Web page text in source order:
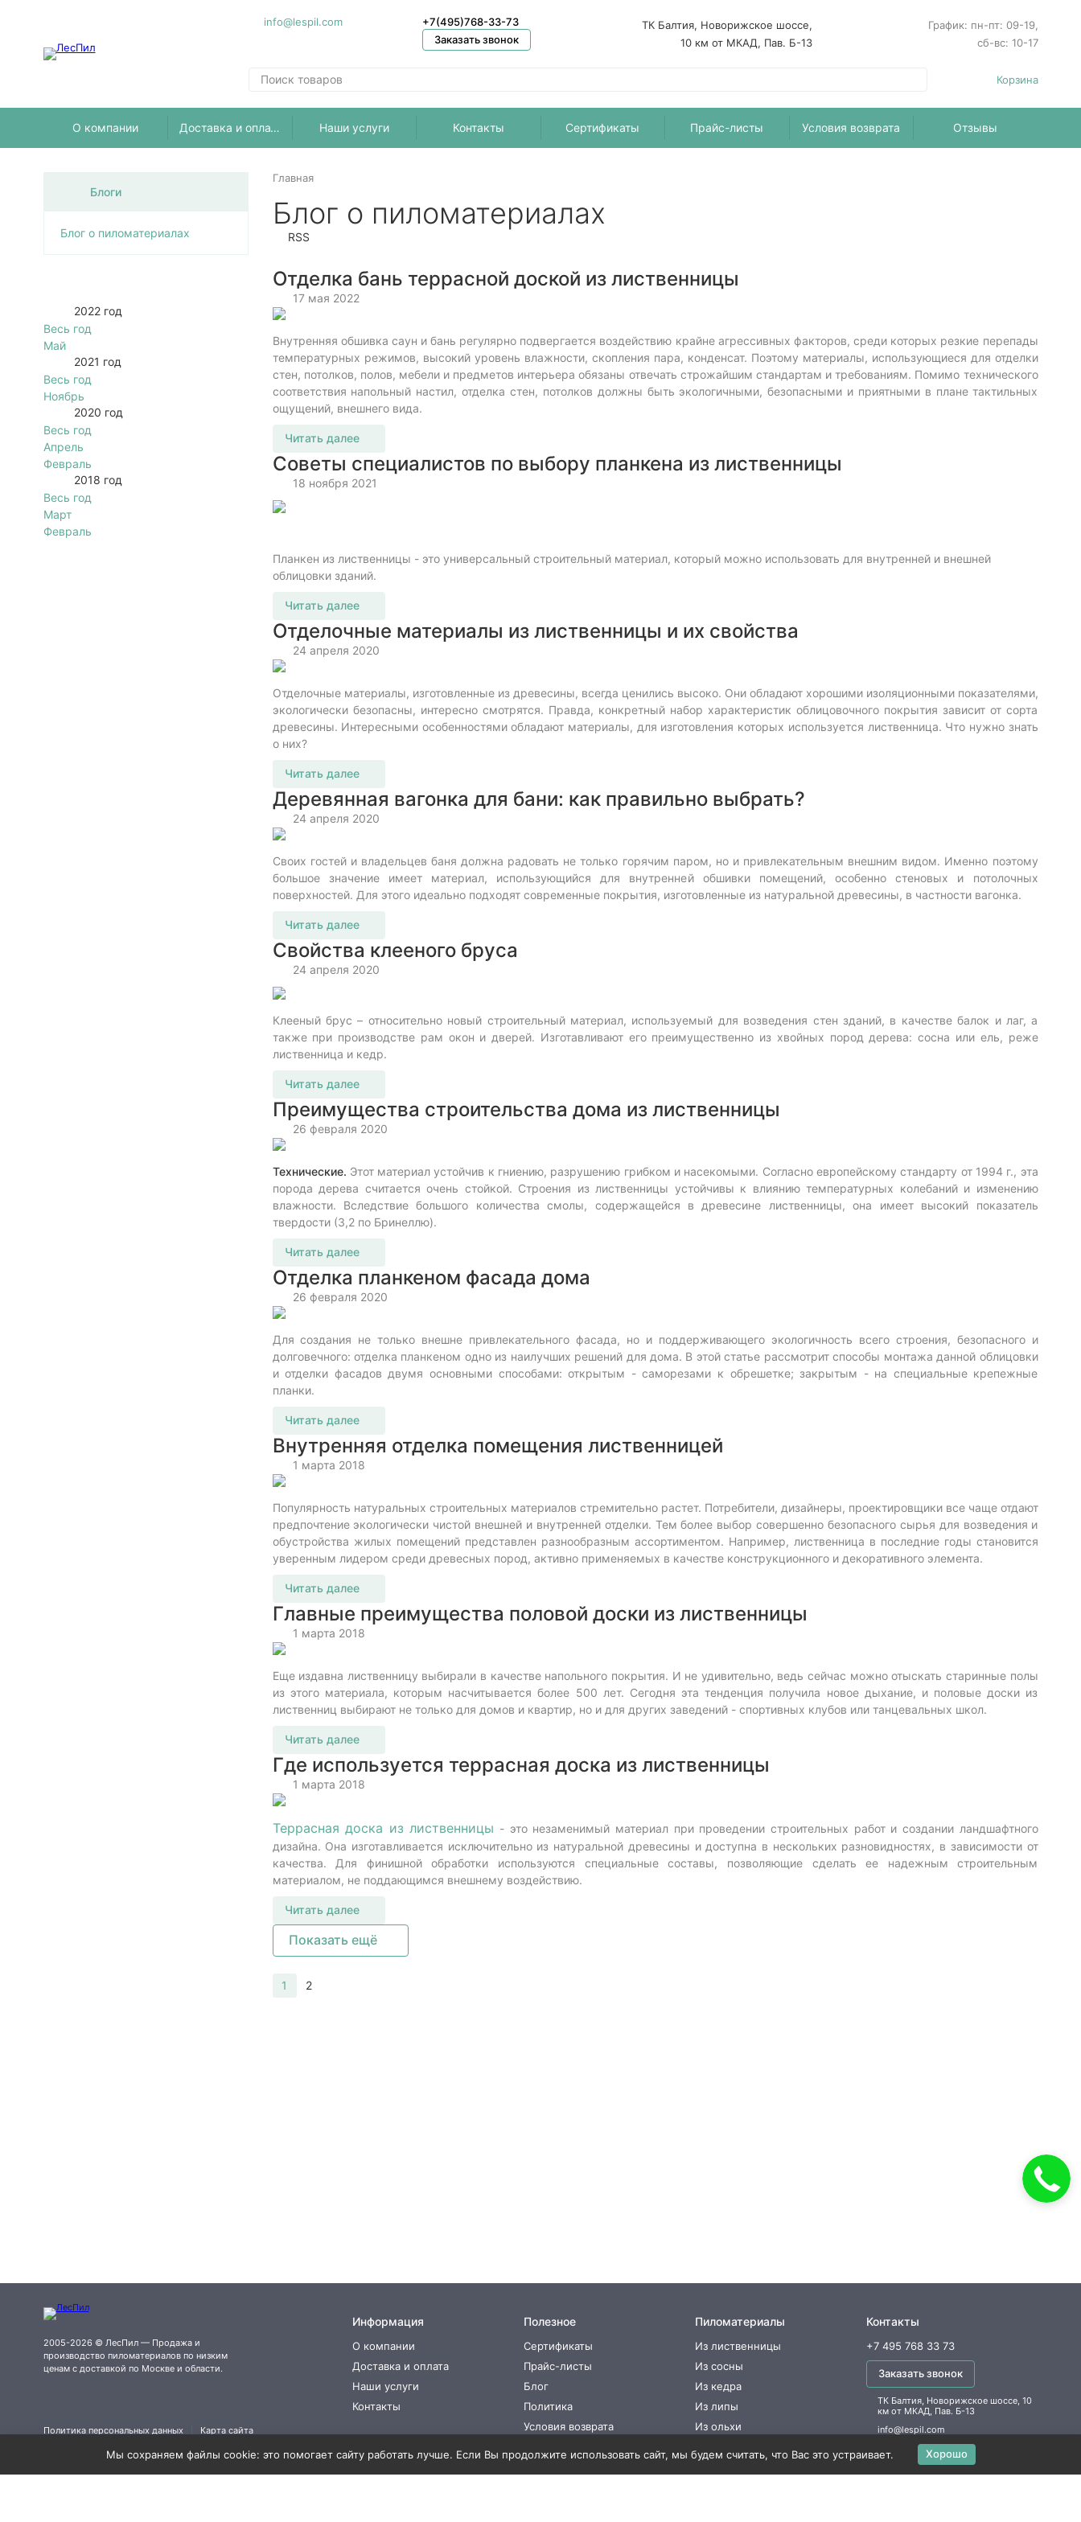
info@lespil.com
+7(495)768-33-73
Заказать звонок
ТК Балтия, Новорижское шоссе,
10 км от МКАД, Пав. Б-13
График: пн-пт: 09-19,
сб-вс: 10-17
Корзина
О компании Доставка и оплата Наши услуги Контакты Сертификаты Прайс-листы Условия возврата Отзывы
Главная
Блог о пиломатериалах
RSS
Отделка бань террасной доской из лиственницы
17 мая 2022
Внутренняя обшивка саун и бань регулярно подвергается воздействию крайне агрессивных факторов, среди которых резкие перепады
температурных режимов, высокий уровень влажности, скопления пара, конденсат. Поэтому материалы, использующиеся для отделки
стен, потолков, полов, мебели и предметов интерьера обязаны отвечать строжайшим стандартам и требованиям. Помимо технического
соответствия напольный настил, отделка стен, потолков должны быть экологичными, безопасными и приятными в плане тактильных
ощущений, внешнего вида.
Читать далее
Советы специалистов по выбору планкена из лиственницы
18 ноября 2021
Планкен из лиственницы - это универсальный строительный материал, который можно использовать для внутренней и внешней
облицовки зданий.
Читать далее
Отделочные материалы из лиственницы и их свойства
24 апреля 2020
Отделочные материалы, изготовленные из древесины, всегда ценились высоко. Они обладают хорошими изоляционными показателями,
экологически безопасны, интересно смотрятся. Правда, конкретный набор характеристик облицовочного покрытия зависит от сорта
древесины. Интересными особенностями обладают материалы, для изготовления которых используется лиственница. Что нужно знать
о них?
Читать далее
Деревянная вагонка для бани: как правильно выбрать?
24 апреля 2020
Своих гостей и владельцев баня должна радовать не только горячим паром, но и привлекательным внешним видом. Именно поэтому
большое значение имеет материал, использующийся для внутренней обшивки помещений, особенно стеновых и потолочных
поверхностей. Для этого идеально подходят современные покрытия, изготовленные из натуральной древесины, в частности вагонка.
Читать далее
Свойства клееного бруса
24 апреля 2020
Клееный брус – относительно новый строительный материал, используемый для возведения стен зданий, в качестве балок и лаг, а
также при производстве рам окон и дверей. Изготавливают его преимущественно из хвойных пород дерева: сосна или ель, реже
лиственница и кедр.
Читать далее
Преимущества строительства дома из лиственницы
26 февраля 2020
Технические. Этот материал устойчив к гниению, разрушению грибком и насекомыми. Согласно европейскому стандарту от 1994 г., эта
порода дерева считается очень стойкой. Строения из лиственницы устойчивы к влиянию температурных колебаний и изменению
влажности. Вследствие большого количества смолы, содержащейся в древесине лиственницы, она имеет высокий показатель
твердости (3,2 по Бринеллю).
Читать далее
Отделка планкеном фасада дома
26 февраля 2020
Для создания не только внешне привлекательного фасада, но и поддерживающего экологичность всего строения, безопасного и
долговечного: отделка планкеном одно из наилучших решений для дома. В этой статье рассмотрит способы монтажа данной облицовки
и отделки фасадов двумя основными способами: открытым - саморезами к обрешетке; закрытым - на специальные крепежные
планки.
Читать далее
Внутренняя отделка помещения лиственницей
1 марта 2018
Популярность натуральных строительных материалов стремительно растет. Потребители, дизайнеры, проектировщики все чаще отдают
предпочтение экологически чистой внешней и внутренней отделки. Тем более выбор совершенно безопасного сырья для возведения и
обустройства жилых помещений представлен разнообразным ассортиментом. Например, лиственница в последние годы становится
уверенным лидером среди древесных пород, активно применяемых в качестве конструкционного и декоративного элемента.
Читать далее
Главные преимущества половой доски из лиственницы
1 марта 2018
Еще издавна лиственницу выбирали в качестве напольного покрытия. И не удивительно, ведь сейчас можно отыскать старинные полы
из этого материала, которым насчитывается более 500 лет. Сегодня эта тенденция получила новое дыхание, и половые доски из
лиственниц выбирают не только для домов и квартир, но и для других заведений - спортивных клубов или танцевальных школ.
Читать далее
Где используется террасная доска из лиственницы
1 марта 2018
Террасная доска из лиственницы - это незаменимый материал при проведении строительных работ и создании ландшафтного
дизайна. Она изготавливается исключительно из натуральной древесины и доступна в нескольких разновидностях, в зависимости от
качества. Для финишной обработки используются специальные составы, позволяющие сделать ее надежным строительным
материалом, не поддающимся внешнему воздействию.
Читать далее
Показать ещё
1 2
Блоги
Блог о пиломатериалах
2022 год
Весь год
Май
2021 год
Весь год
Ноябрь
2020 год
Весь год
Апрель
Февраль
2018 год
Весь год
Март
Февраль
2005-2026 © ЛесПил — Продажа и
производство пиломатериалов по низким
ценам с доставкой по Москве и области.
Политика персональных данных Карта сайта
Информация
О компании
Доставка и оплата
Наши услуги
Контакты
Полезное
Сертификаты
Прайс-листы
Блог
Политика
Условия возврата
Пиломатериалы
Из лиственницы
Из сосны
Из кедра
Из липы
Из ольхи
Контакты
+7 495 768 33 73
Заказать звонок
ТК Балтия, Новорижское шоссе, 10
км от МКАД, Пав. Б-13
info@lespil.com
Мы сохраняем файлы cookie: это помогает сайту работать лучше. Если Вы продолжите использовать сайт, мы будем считать, что Вас это устраивает. Хорошо